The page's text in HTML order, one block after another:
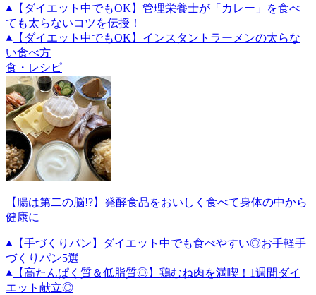
【ダイエット中でもOK】管理栄養士が「カレー」を食べ
ても太らないコツを伝授！
【ダイエット中でもOK】インスタントラーメンの太らな
い食べ方
食・レシピ
【腸は第二の脳!?】発酵食品をおいしく食べて身体の中から
健康に
【手づくりパン】ダイエット中でも食べやすい◎お手軽手
づくりパン5選
【高たんぱく質＆低脂質◎】鶏むね肉を満喫！1週間ダイ
エット献立◎